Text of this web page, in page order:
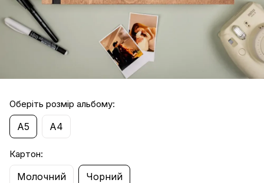
Оберіть розмір альбому:
А5 А4
Картон:
Молочний Чорний